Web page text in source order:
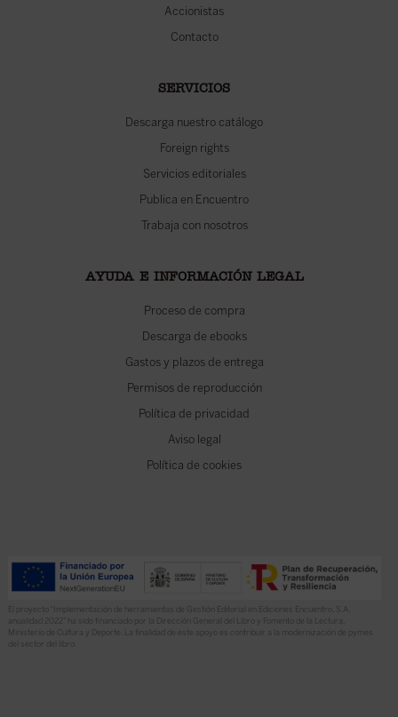
Accionistas
Contacto
SERVICIOS
Descarga nuestro catálogo
Foreign rights
Servicios editoriales
Publica en Encuentro
Trabaja con nosotros
AYUDA E INFORMACIÓN LEGAL
Proceso de compra
Descarga de ebooks
Gastos y plazos de entrega
Permisos de reproducción
Política de privacidad
Aviso legal
Política de cookies
El proyecto “Implementación de herramientas de Gestión Editorial en Ediciones Encuentro, S.A.
anualidad 2022” ha sido financiado por la Dirección General del Libro y Fomento de la Lectura,
Ministerio de Cultura y Deporte. La finalidad de este apoyo es contribuir a la modernización de pymes
del sector del libro.